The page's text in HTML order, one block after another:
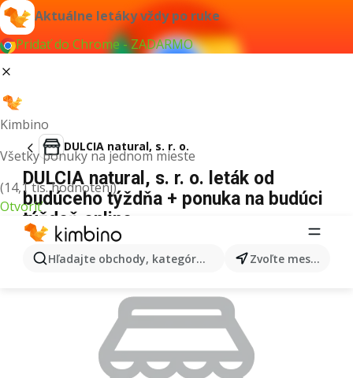
Aktuálne letáky vždy po ruke
Pridať do Chrome - ZADARMO
Kimbino
Všetky ponuky na jednom mieste
(14,1 tis. hodnotení)
Otvoriť
Hľadajte obchody, kategórie, produkty... Zvoľte mesto
DULCIA natural, s. r. o.
DULCIA natural, s. r. o. leták od
budúceho týždňa + ponuka na budúci
týždeň online